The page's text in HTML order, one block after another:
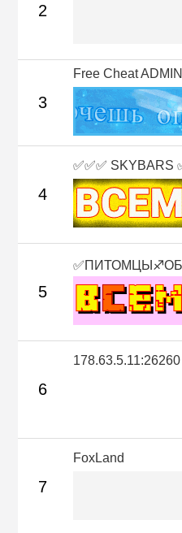
2
3
Free Cheat
4
✅✅✅
5
6
178.63.5.11:26260
7
FoxLand